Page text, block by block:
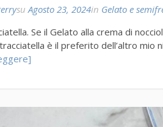
suAgosto 23, 2024in Gelato e
Se il Gelato alla crema di
è il preferito dell’altro mio